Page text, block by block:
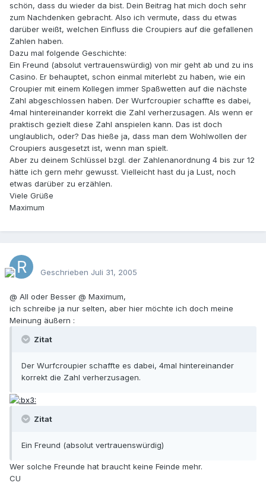
schön, dass du wieder da bist. Dein Beitrag hat mich doch sehr
zum Nachdenken gebracht. Also ich vermute, dass du etwas
darüber weißt, welchen Einfluss die Croupiers auf die gefallenen
Zahlen haben.
Dazu mal folgende Geschichte:
Ein Freund (absolut vertrauenswürdig) von mir geht ab und zu ins
Casino. Er behauptet, schon einmal miterlebt zu haben, wie ein
Croupier mit einem Kollegen immer Spaßwetten auf die nächste
Zahl abgeschlossen haben. Der Wurfcroupier schaffte es dabei,
4mal hintereinander korrekt die Zahl verherzusagen. Als wenn er
praktisch gezielt diese Zahl anspielen kann. Das ist doch
unglaublich, oder? Das hieße ja, dass man dem Wohlwollen der
Croupiers ausgesetzt ist, wenn man spielt.
Aber zu deinem Schlüssel bzgl. der Zahlenanordnung 4 bis zur 12
hätte ich gern mehr gewusst. Vielleicht hast du ja Lust, noch
etwas darüber zu erzählen.
Viele Grüße
Maximum
Geschrieben Juli 31, 2005
@ All oder Besser @ Maximum,
ich schreibe ja nur selten, aber hier möchte ich doch meine
Meinung äußern :
Zitat
Der Wurfcroupier schaffte es dabei, 4mal hintereinander
korrekt die Zahl verherzusagen.
Zitat
Ein Freund (absolut vertrauenswürdig)
Wer solche Freunde hat braucht keine Feinde mehr.
CU